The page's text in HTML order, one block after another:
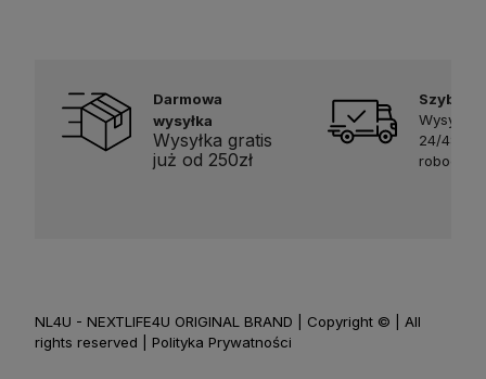
Darmowa
wysyłka
Wysyłka gratis
już od 250zł
Szybka
Wysyłka
24/48h
robocze
NL4U - NEXTLIFE4U ORIGINAL BRAND | Copyright © | All
rights reserved | Polityka Prywatności